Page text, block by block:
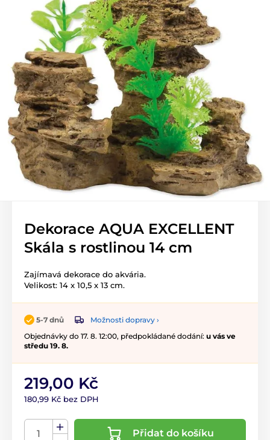
Dekorace AQUA EXCELLENT
Skála s rostlinou 14 cm
Zajímavá dekorace do akvária.
Velikost: 14 x 10,5 x 13 cm.
5-7 dnů
Možnosti dopravy ›
Objednávky do 17. 8. 12:00, předpokládané dodání: u vás ve
středu 19. 8.
219,00 Kč
180,99 Kč bez DPH
Přidat do košíku